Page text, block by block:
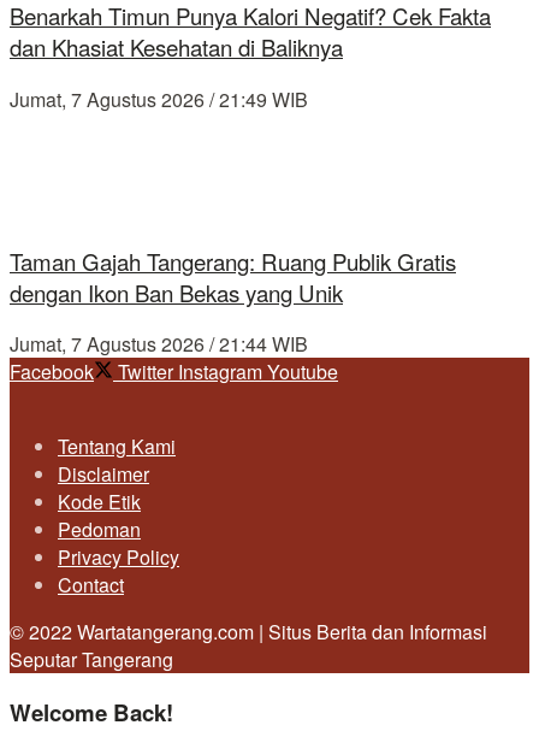
Benarkah Timun Punya Kalori Negatif? Cek Fakta
dan Khasiat Kesehatan di Baliknya
Jumat, 7 Agustus 2026 / 21:49 WIB
Taman Gajah Tangerang: Ruang Publik Gratis
dengan Ikon Ban Bekas yang Unik
Jumat, 7 Agustus 2026 / 21:44 WIB
Facebook
Twitter InstagramYoutube
Tentang Kami
Disclaimer
Kode Etik
Pedoman
Privacy Policy
Contact
© 2022 Wartatangerang.com | Situs Berita dan Informasi
Seputar Tangerang
Welcome Back!